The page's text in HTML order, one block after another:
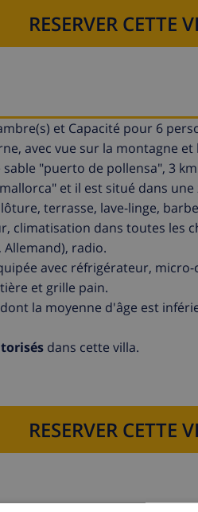
RESERVER CETTE
et Capacité pour 6
avec vue sur la montagne et
"puerto de pollensa", 3
et il est situé dans
terrasse, lave-linge,
climatisation dans toutes les
Allemand), radio.
avec réfrigérateur,
et grille pain.
la moyenne d'âge est
dans cette villa.
RESERVER CETTE